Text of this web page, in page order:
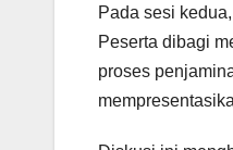
Pada sesi
Peserta dibagi
proses